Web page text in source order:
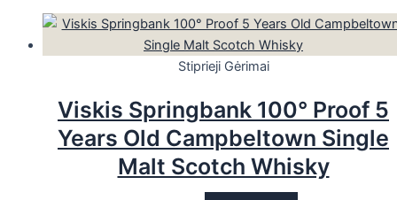
Stiprieji Gėrimai
Viskis Springbank 100° Proof 5
Years Old Campbeltown Single
Malt Scotch Whisky